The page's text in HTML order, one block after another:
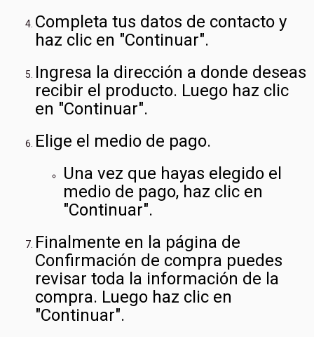
Completa tus datos de contacto y
haz clic en "Continuar".
Ingresa la dirección a donde deseas
recibir el producto. Luego haz clic
en "Continuar".
Elige el medio de pago.
Una vez que hayas elegido el
medio de pago, haz clic en
"Continuar".
Finalmente en la página de
Confirmación de compra puedes
revisar toda la información de la
compra. Luego haz clic en
"Continuar".